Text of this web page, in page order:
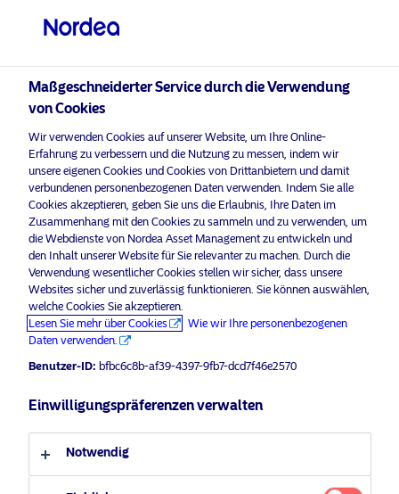
Bitte wählen Sie Ihr Anlegerprofil
aus
Land
Deutschland
Sprache
Deutsch
Professioneller Anleger
Nordea Asset Management ist einer der größten Asset
Manager in den nordischen Ländern und verfügt über
eine globale Präsenz in Europa, Amerika und Asien.
Risikohinweise
Home
Über uns
Verantwortungsbewusste
Investments
News
Kontakt
Datenschutzerklärung
Zugänglichkeit
Maßgeschneiderter Service durch die Verwendung
von Cookies
Wir verwenden Cookies auf unserer Website, um Ihre Online-
Erfahrung zu verbessern und die Nutzung zu messen, indem wir
unsere eigenen Cookies und Cookies von Drittanbietern und damit
verbundenen personenbezogenen Daten verwenden. Indem Sie alle
Cookies akzeptieren, geben Sie uns die Erlaubnis, Ihre Daten im
Zusammenhang mit den Cookies zu sammeln und zu verwenden, um
die Webdienste von Nordea Asset Management zu entwickeln und
den Inhalt unserer Website für Sie relevanter zu machen. Durch die
Verwendung wesentlicher Cookies stellen wir sicher, dass unsere
Websites sicher und zuverlässig funktionieren. Sie können auswählen,
welche Cookies Sie akzeptieren.
Lesen Sie mehr über Cookies
Wie wir Ihre personenbezogenen
Daten verwenden.
Benutzer-ID: bfbc6c8b-af39-4397-9fb7-dcd7f46e2570
Einwilligungspräferenzen verwalten
Notwendig